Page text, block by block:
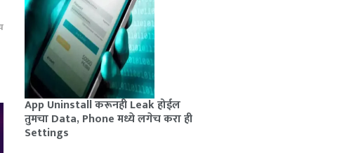
App Uninstall करूनही Leak होईल
तुमचा Data, Phone मध्ये लगेच करा ही
Settings